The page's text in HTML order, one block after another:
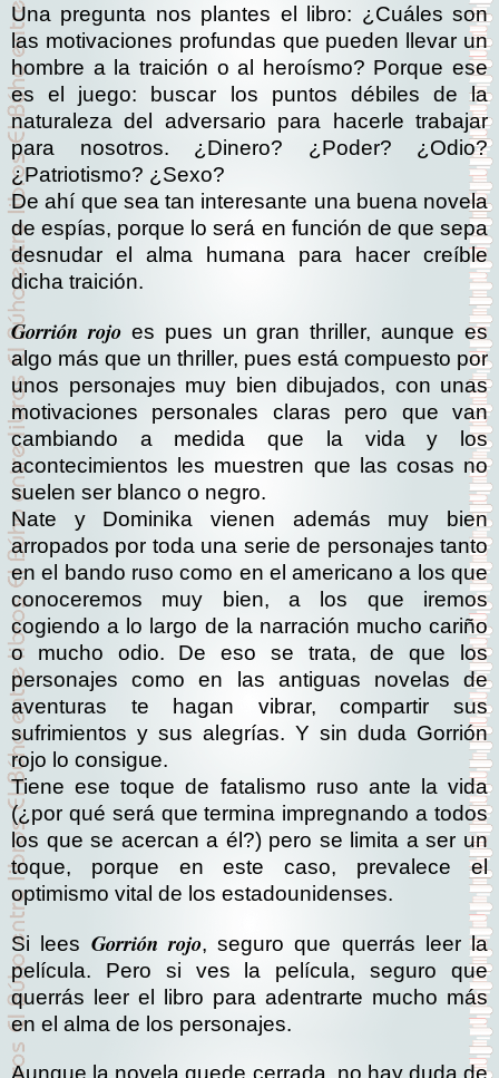
Una pregunta nos plantes el libro: ¿Cuáles son
las motivaciones profundas que pueden llevar un
hombre a la traición o al heroísmo? Porque ese
es el juego: buscar los puntos débiles de la
naturaleza del adversario para hacerle trabajar
para nosotros. ¿Dinero? ¿Poder? ¿Odio?
¿Patriotismo? ¿Sexo?
De ahí que sea tan interesante una buena novela
de espías, porque lo será en función de que sepa
desnudar el alma humana para hacer creíble
dicha traición.
Gorrión rojoes pues un gran thriller, aunque es
algo más que un thriller, pues está compuesto por
unos personajes muy bien dibujados, con unas
motivaciones personales claras pero que van
cambiando a medida que la vida y los
acontecimientos les muestren que las cosas no
suelen ser blanco o negro.
Nate y Dominika vienen además muy bien
arropados por toda una serie de personajes tanto
en el bando ruso como en el americano a los que
conoceremos muy bien, a los que iremos
cogiendo a lo largo de la narración mucho cariño
o mucho odio. De eso se trata, de que los
personajes como en las antiguas novelas de
aventuras te hagan vibrar, compartir sus
sufrimientos y sus alegrías. Y sin duda Gorrión
rojo lo consigue.
Tiene ese toque de fatalismo ruso ante la vida
(¿por qué será que termina impregnando a todos
los que se acercan a él?) pero se limita a ser un
toque, porque en este caso, prevalece el
optimismo vital de los estadounidenses.
Si lees Gorrión rojo, seguro que querrás leer la
película. Pero si ves la película, seguro que
querrás leer el libro para adentrarte mucho más
en el alma de los personajes.
Aunque la novela quede cerrada, no hay duda de